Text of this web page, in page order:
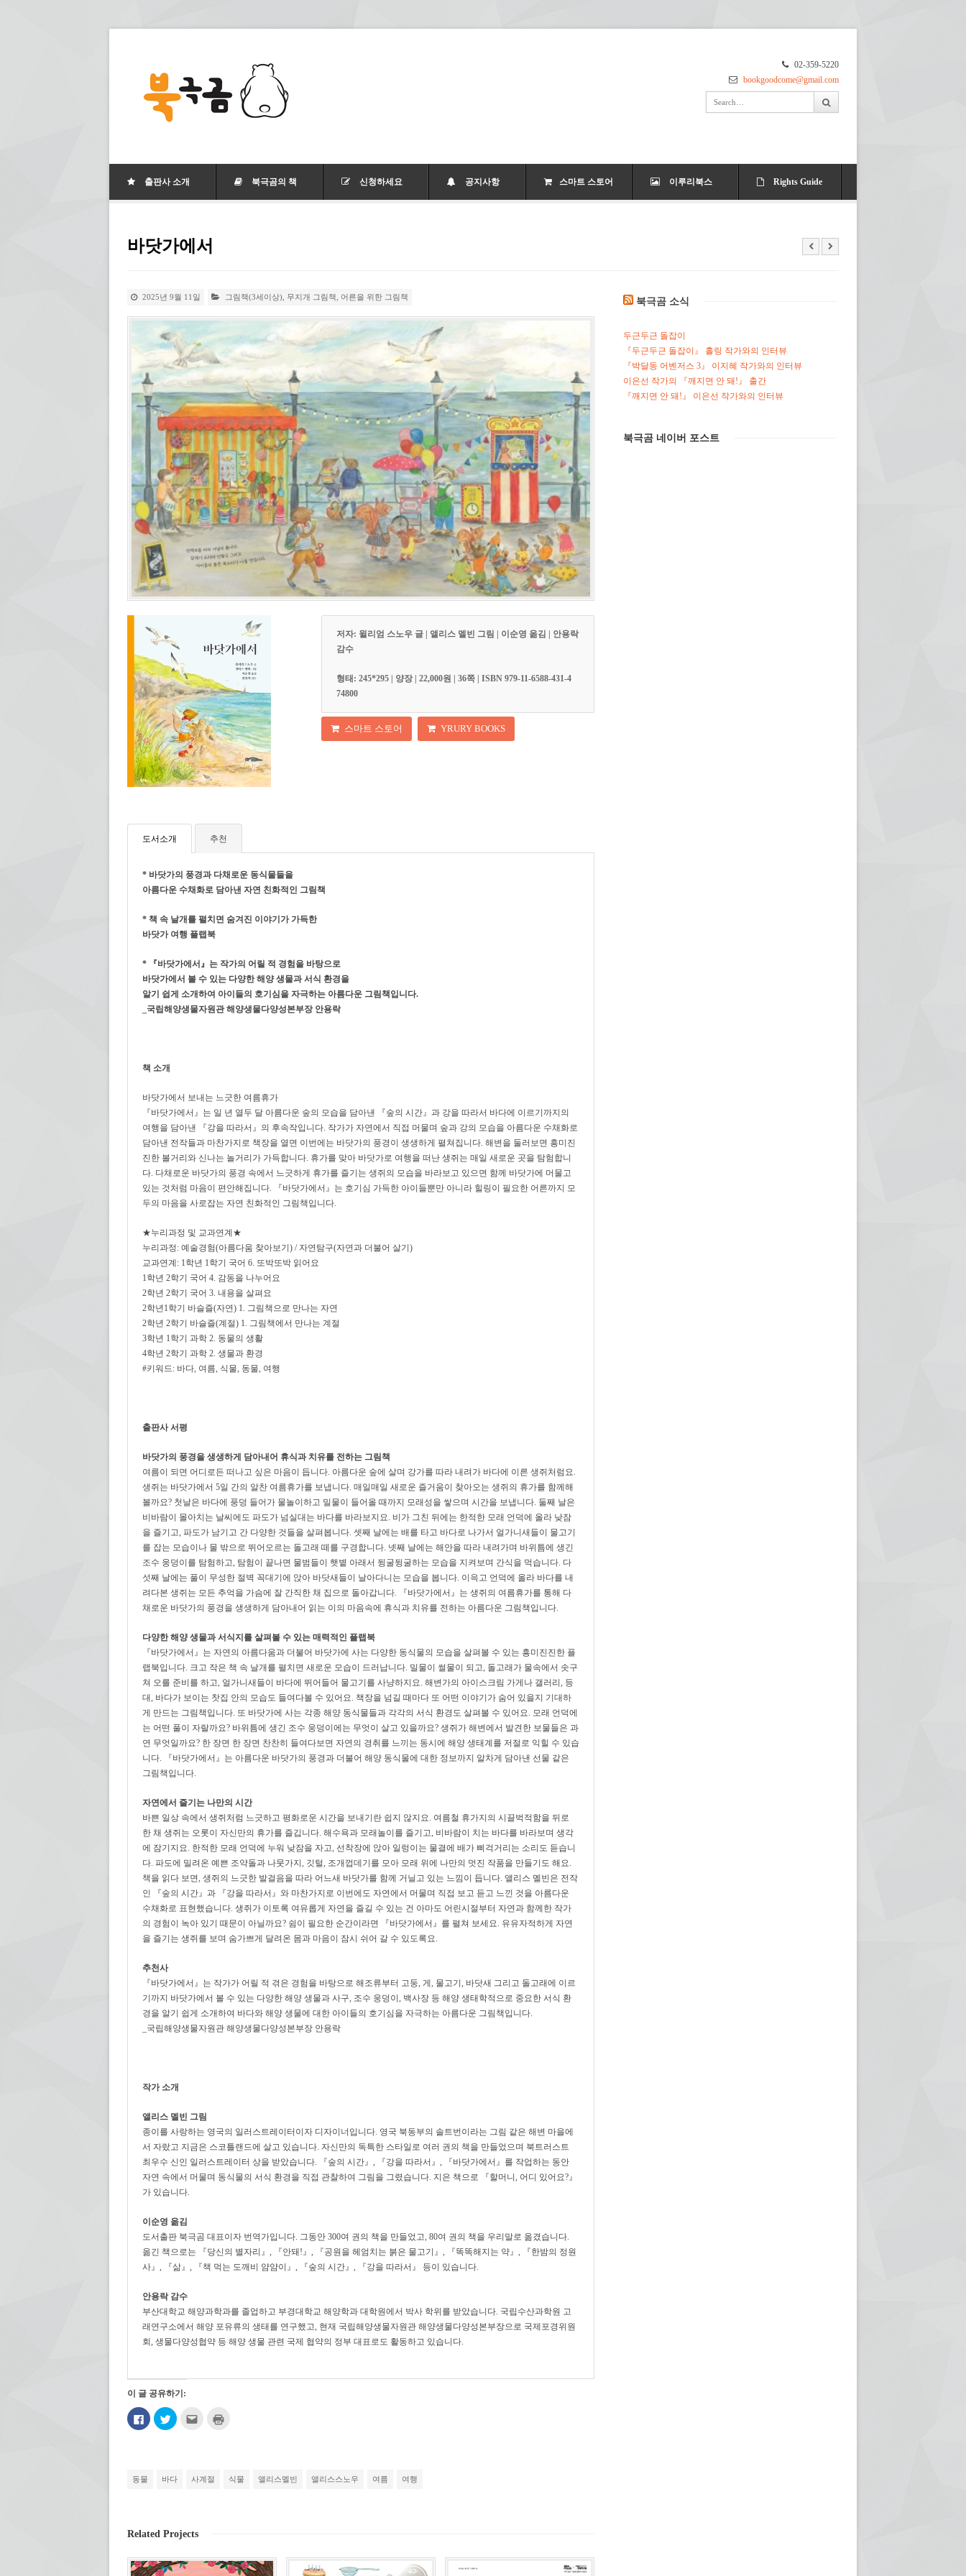
02-359-5220
bookgoodcome@gmail.com
출판사 소개 북극곰의 책 신청하세요 공지사항 스마트 스토어 이루리북스 Rights Guide
바닷가에서
2025년 9월 11일 그림책(3세이상) 무지개 그림책 어른을 위한 그림책
저자: 윌리엄 스노우 글 | 앨리스 멜빈 그림 | 이순영 옮김 | 안용락
감수
형태: 245*295 | 양장 | 22,000원 | 36쪽 | ISBN 979-11-6588-431-4
74800
스마트 스토어 YRURY BOOKS
도서소개 추천
* 바닷가의 풍경과 다채로운 동식물들을
아름다운 수채화로 담아낸 자연 친화적인 그림책
* 책 속 날개를 펼치면 숨겨진 이야기가 가득한
바닷가 여행 플랩북
* 『바닷가에서』는 작가의 어릴 적 경험을 바탕으로
바닷가에서 볼 수 있는 다양한 해양 생물과 서식 환경을
알기 쉽게 소개하여 아이들의 호기심을 자극하는 아름다운 그림책입니다.
_국립해양생물자원관 해양생물다양성본부장 안용락
책 소개
바닷가에서 보내는 느긋한 여름휴가
『바닷가에서』는 일 년 열두 달 아름다운 숲의 모습을 담아낸 『숲의 시간』과 강을 따라서 바다에 이르기까지의
여행을 담아낸 『강을 따라서』의 후속작입니다. 작가가 자연에서 직접 머물며 숲과 강의 모습을 아름다운 수채화로
담아낸 전작들과 마찬가지로 책장을 열면 이번에는 바닷가의 풍경이 생생하게 펼쳐집니다. 해변을 둘러보면 흥미진
진한 볼거리와 신나는 놀거리가 가득합니다. 휴가를 맞아 바닷가로 여행을 떠난 생쥐는 매일 새로운 곳을 탐험합니
다. 다채로운 바닷가의 풍경 속에서 느긋하게 휴가를 즐기는 생쥐의 모습을 바라보고 있으면 함께 바닷가에 머물고
있는 것처럼 마음이 편안해집니다. 『바닷가에서』는 호기심 가득한 아이들뿐만 아니라 힐링이 필요한 어른까지 모
두의 마음을 사로잡는 자연 친화적인 그림책입니다.
★누리과정 및 교과연계★
누리과정: 예술경험(아름다움 찾아보기) / 자연탐구(자연과 더불어 살기)
교과연계: 1학년 1학기 국어 6. 또박또박 읽어요
1학년 2학기 국어 4. 감동을 나누어요
2학년 2학기 국어 3. 내용을 살펴요
2학년1학기 바슬즐(자연) 1. 그림책으로 만나는 자연
2학년 2학기 바슬즐(계절) 1. 그림책에서 만나는 계절
3학년 1학기 과학 2. 동물의 생활
4학년 2학기 과학 2. 생물과 환경
#키워드: 바다, 여름, 식물, 동물, 여행
출판사 서평
바닷가의 풍경을 생생하게 담아내어 휴식과 치유를 전하는 그림책
여름이 되면 어디로든 떠나고 싶은 마음이 듭니다. 아름다운 숲에 살며 강가를 따라 내려가 바다에 이른 생쥐처럼요.
생쥐는 바닷가에서 5일 간의 알찬 여름휴가를 보냅니다. 매일매일 새로운 즐거움이 찾아오는 생쥐의 휴가를 함께해
볼까요? 첫날은 바다에 풍덩 들어가 물놀이하고 밀물이 들어올 때까지 모래성을 쌓으며 시간을 보냅니다. 둘째 날은
비바람이 몰아치는 날씨에도 파도가 넘실대는 바다를 바라보지요. 비가 그친 뒤에는 한적한 모래 언덕에 올라 낮잠
을 즐기고, 파도가 남기고 간 다양한 것들을 살펴봅니다. 셋째 날에는 배를 타고 바다로 나가서 얼가니새들이 물고기
를 잡는 모습이나 물 밖으로 뛰어오르는 돌고래 떼를 구경합니다. 넷째 날에는 해안을 따라 내려가며 바위틈에 생긴
조수 웅덩이를 탐험하고, 탐험이 끝나면 물범들이 햇볕 아래서 뒹굴뒹굴하는 모습을 지켜보며 간식을 먹습니다. 다
섯째 날에는 풀이 무성한 절벽 꼭대기에 앉아 바닷새들이 날아다니는 모습을 봅니다. 이윽고 언덕에 올라 바다를 내
려다본 생쥐는 모든 추억을 가슴에 잘 간직한 채 집으로 돌아갑니다. 『바닷가에서』는 생쥐의 여름휴가를 통해 다
채로운 바닷가의 풍경을 생생하게 담아내어 읽는 이의 마음속에 휴식과 치유를 전하는 아름다운 그림책입니다.
다양한 해양 생물과 서식지를 살펴볼 수 있는 매력적인 플랩북
『바닷가에서』는 자연의 아름다움과 더불어 바닷가에 사는 다양한 동식물의 모습을 살펴볼 수 있는 흥미진진한 플
랩북입니다. 크고 작은 책 속 날개를 펼치면 새로운 모습이 드러납니다. 밀물이 썰물이 되고, 돌고래가 물속에서 솟구
쳐 오를 준비를 하고, 얼가니새들이 바다에 뛰어들어 물고기를 사냥하지요. 해변가의 아이스크림 가게나 갤러리, 등
대, 바다가 보이는 찻집 안의 모습도 들여다볼 수 있어요. 책장을 넘길 때마다 또 어떤 이야기가 숨어 있을지 기대하
게 만드는 그림책입니다. 또 바닷가에 사는 각종 해양 동식물들과 각각의 서식 환경도 살펴볼 수 있어요. 모래 언덕에
는 어떤 풀이 자랄까요? 바위틈에 생긴 조수 웅덩이에는 무엇이 살고 있을까요? 생쥐가 해변에서 발견한 보물들은 과
연 무엇일까요? 한 장면 한 장면 찬찬히 들여다보면 자연의 경취를 느끼는 동시에 해양 생태계를 저절로 익힐 수 있습
니다. 『바닷가에서』는 아름다운 바닷가의 풍경과 더불어 해양 동식물에 대한 정보까지 알차게 담아낸 선물 같은
그림책입니다.
자연에서 즐기는 나만의 시간
바쁜 일상 속에서 생쥐처럼 느긋하고 평화로운 시간을 보내기란 쉽지 않지요. 여름철 휴가지의 시끌벅적함을 뒤로
한 채 생쥐는 오롯이 자신만의 휴가를 즐깁니다. 해수욕과 모래놀이를 즐기고, 비바람이 치는 바다를 바라보며 생각
에 잠기지요. 한적한 모래 언덕에 누워 낮잠을 자고, 선착장에 앉아 일렁이는 물결에 배가 삐걱거리는 소리도 듣습니
다. 파도에 밀려온 예쁜 조약돌과 나뭇가지, 깃털, 조개껍데기를 모아 모래 위에 나만의 멋진 작품을 만들기도 해요.
책을 읽다 보면, 생쥐의 느긋한 발걸음을 따라 어느새 바닷가를 함께 거닐고 있는 느낌이 듭니다. 앨리스 멜빈은 전작
인 『숲의 시간』과 『강을 따라서』와 마찬가지로 이번에도 자연에서 머물며 직접 보고 듣고 느낀 것을 아름다운
수채화로 표현했습니다. 생쥐가 이토록 여유롭게 자연을 즐길 수 있는 건 아마도 어린시절부터 자연과 함께한 작가
의 경험이 녹아 있기 때문이 아닐까요? 쉼이 필요한 순간이라면 『바닷가에서』를 펼쳐 보세요. 유유자적하게 자연
을 즐기는 생쥐를 보며 숨가쁘게 달려온 몸과 마음이 잠시 쉬어 갈 수 있도록요.
추천사
『바닷가에서』는 작가가 어릴 적 겪은 경험을 바탕으로 해조류부터 고둥, 게, 물고기, 바닷새 그리고 돌고래에 이르
기까지 바닷가에서 볼 수 있는 다양한 해양 생물과 사구, 조수 웅덩이, 백사장 등 해양 생태학적으로 중요한 서식 환
경을 알기 쉽게 소개하여 바다와 해양 생물에 대한 아이들의 호기심을 자극하는 아름다운 그림책입니다.
_국립해양생물자원관 해양생물다양성본부장 안용락
작가 소개
앨리스 멜빈 그림
종이를 사랑하는 영국의 일러스트레이터이자 디자이너입니다. 영국 북동부의 솔트번이라는 그림 같은 해변 마을에
서 자랐고 지금은 스코틀랜드에 살고 있습니다. 자신만의 독특한 스타일로 여러 권의 책을 만들었으며 북트러스트
최우수 신인 일러스트레이터 상을 받았습니다. 『숲의 시간』, 『강을 따라서』, 『바닷가에서』를 작업하는 동안
자연 속에서 머물며 동식물의 서식 환경을 직접 관찰하여 그림을 그렸습니다. 지은 책으로 『할머니, 어디 있어요?』
가 있습니다.
이순영 옮김
도서출판 북극곰 대표이자 번역가입니다. 그동안 300여 권의 책을 만들었고, 80여 권의 책을 우리말로 옮겼습니다.
옮긴 책으로는 『당신의 별자리』, 『안돼!』, 『공원을 헤엄치는 붉은 물고기』, 『똑똑해지는 약』, 『한밤의 정원
사』, 『삶』, 『책 먹는 도깨비 얌얌이』, 『숲의 시간』, 『강을 따라서』 등이 있습니다.
안용락 감수
부산대학교 해양과학과를 졸업하고 부경대학교 해양학과 대학원에서 박사 학위를 받았습니다. 국립수산과학원 고
래연구소에서 해양 포유류의 생태를 연구했고, 현재 국립해양생물자원관 해양생물다양성본부장으로 국제포경위원
회, 생물다양성협약 등 해양 생물 관련 국제 협약의 정부 대표로도 활동하고 있습니다.
이 글 공유하기:
페
이
하
려
요.
에
서
트
위
기
(새
림)
편
으
열
림)
서
열
동물 바다 사계절 식물 앨리스멜빈 앨리스스노우 여름 여행
Related Projects
북극곰 소식
두근두근 돌잡이
『두근두근 돌잡이』 홀링 작가와의 인터뷰
『박달동 어벤저스 3』 이지혜 작가와의 인터뷰
이은선 작가의 『깨지면 안 돼!』 출간
『깨지면 안 돼!』 이은선 작가와의 인터뷰
북극곰 네이버 포스트